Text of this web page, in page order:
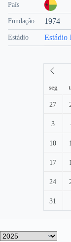
País
Fundação 1974
Estádio Estádio
seg
27
3
10
17
24
31